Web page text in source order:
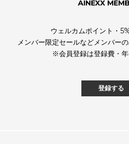
AINEXX
ウェルカムポイント・
メンバー限定セールなどメンバー
※会員登録は登録費・
登録する